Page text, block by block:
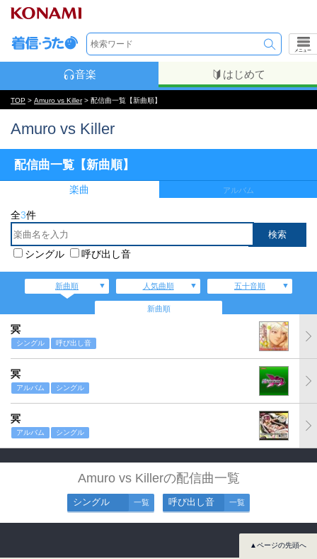
メニュー
音楽 はじめて
TOP > Amuro vs Killer> 配信曲一覧【新曲順】
Amuro vs Killer
配信曲一覧【新曲順】
楽曲 アルバム
全3件
シングル 呼び出し音
新曲順 人気曲順 五十音順
新曲順
冥
シングル 呼び出し音
冥
アルバム シングル
冥
アルバム シングル
Amuro vs Killerの配信曲一覧
シングル 一覧 呼び出し音 一覧
▲ページの先頭へ